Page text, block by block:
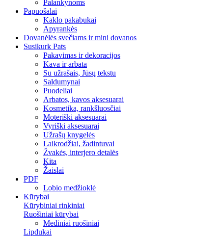
Palankynoms
Papuošalai
Kaklo pakabukai
Apyrankės
Dovanėlės svečiams ir mini dovanos
Susikurk Pats
Pakavimas ir dekoracijos
Kava ir arbata
Su užrašais, Jūsų tekstu
Saldumynai
Puodeliai
Arbatos, kavos aksesuarai
Kosmetika, rankšluosčiai
Moteriški aksesuarai
Vyriški aksesuarai
Užrašų knygelės
Laikrodžiai, žadintuvai
Žvakės, interjero detalės
Kita
Žaislai
PDF
Lobio medžioklė
Kūrybai
Kūrybiniai rinkiniai
Ruošiniai kūrybai
Mediniai ruošiniai
Lipdukai